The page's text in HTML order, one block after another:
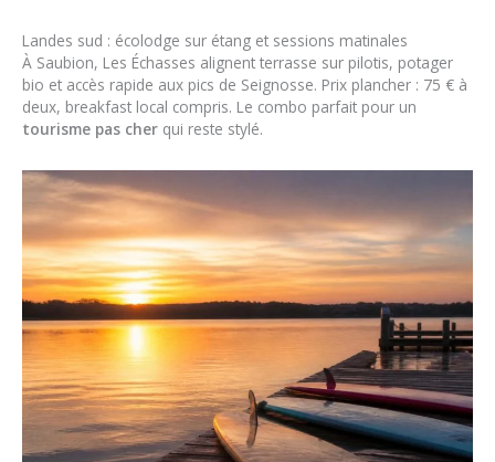
Landes sud : écolodge sur étang et sessions matinales
À Saubion, Les Échasses alignent terrasse sur pilotis, potager
bio et accès rapide aux pics de Seignosse. Prix plancher : 75 € à
deux, breakfast local compris. Le combo parfait pour un
tourisme pas cher qui reste stylé.